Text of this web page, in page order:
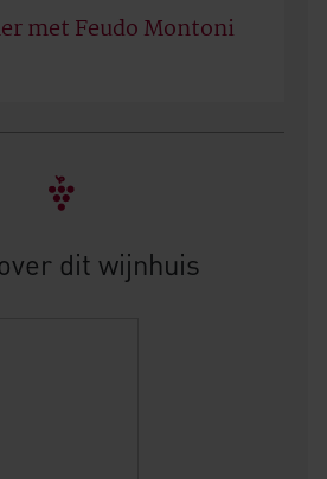
met Feudo Montoni
dit wijnhuis